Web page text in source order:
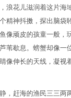
浪花儿滋润着这片海
精神抖擞，探出脑袋
像顽皮的孩童一般，
苇歇息。螃蟹却像一
像伸长的天线，凝视
赶海的渔民三三两